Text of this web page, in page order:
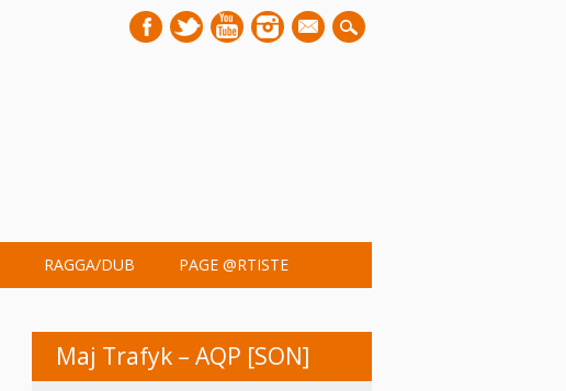
mail
RAGGA/DUB PAGE @RTISTE
Maj Trafyk – AQP [SON]